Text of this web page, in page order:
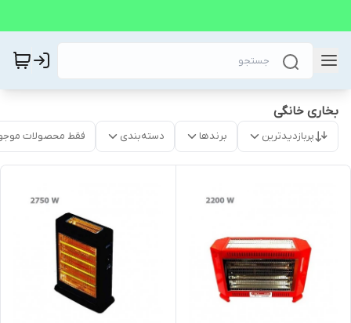
بخاری خانگی
پربازدیدترین برندها دسته‌بندی فقط محصولات